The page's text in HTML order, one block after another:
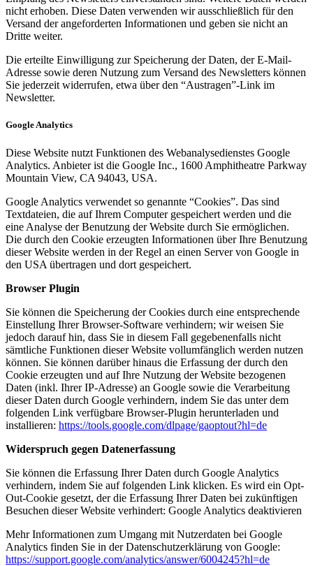
nicht erhoben. Diese Daten verwenden wir ausschließlich für den
Versand der angeforderten Informationen und geben sie nicht an
Dritte weiter.
Die erteilte Einwilligung zur Speicherung der Daten, der E-Mail-
Adresse sowie deren Nutzung zum Versand des Newsletters können
Sie jederzeit widerrufen, etwa über den “Austragen”-Link im
Newsletter.
Google Analytics
Diese Website nutzt Funktionen des Webanalysedienstes Google
Analytics. Anbieter ist die Google Inc., 1600 Amphitheatre Parkway
Mountain View, CA 94043, USA.
Google Analytics verwendet so genannte “Cookies”. Das sind
Textdateien, die auf Ihrem Computer gespeichert werden und die
eine Analyse der Benutzung der Website durch Sie ermöglichen.
Die durch den Cookie erzeugten Informationen über Ihre Benutzung
dieser Website werden in der Regel an einen Server von Google in
den USA übertragen und dort gespeichert.
Browser Plugin
Sie können die Speicherung der Cookies durch eine entsprechende
Einstellung Ihrer Browser-Software verhindern; wir weisen Sie
jedoch darauf hin, dass Sie in diesem Fall gegebenenfalls nicht
sämtliche Funktionen dieser Website vollumfänglich werden nutzen
können. Sie können darüber hinaus die Erfassung der durch den
Cookie erzeugten und auf Ihre Nutzung der Website bezogenen
Daten (inkl. Ihrer IP-Adresse) an Google sowie die Verarbeitung
dieser Daten durch Google verhindern, indem Sie das unter dem
folgenden Link verfügbare Browser-Plugin herunterladen und
installieren: https://tools.google.com/dlpage/gaoptout?hl=de
Widerspruch gegen Datenerfassung
Sie können die Erfassung Ihrer Daten durch Google Analytics
verhindern, indem Sie auf folgenden Link klicken. Es wird ein Opt-
Out-Cookie gesetzt, der die Erfassung Ihrer Daten bei zukünftigen
Besuchen dieser Website verhindert: Google Analytics deaktivieren
Mehr Informationen zum Umgang mit Nutzerdaten bei Google
Analytics finden Sie in der Datenschutzerklärung von Google:
https://support.google.com/analytics/answer/6004245?hl=de